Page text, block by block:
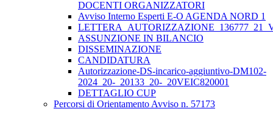
DOCENTI ORGANIZZATORI
Avviso Interno Esperti E-O AGENDA NORD 1
ASSUNZIONE IN BILANCIO
DISSEMINAZIONE
CANDIDATURA
Autorizzazione-DS-incarico-aggiuntivo-DM102-
2024_20-_20133_20-_20VEIC820001
DETTAGLIO CUP
Percorsi di Orientamento Avviso n. 57173